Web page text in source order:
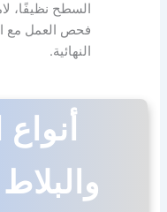
السطح نظيفًا،
فحص العمل مع
النهائية.